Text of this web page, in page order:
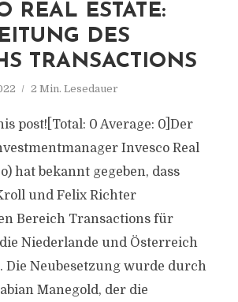
REAL ESTATE:
DES
TRANSACTIONS
2 Min. Lesedauer
post![Total: 0 Average: 0]Der
Invesco Real
hat bekannt gegeben, dass
und Felix Richter
Bereich Transactions für
Niederlande und Österreich
Die Neubesetzung wurde durch
Manegold, der die